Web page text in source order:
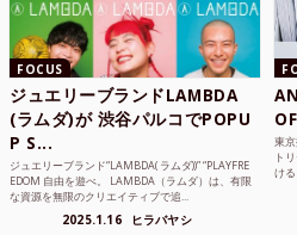
FOCUS
ジュエリーブランドLAMBDA
(ラムダ)が 渋谷パルコでPOPU
P S...
ジュエリーブランド“LAMBDA( ラムダ))” “PLAYFRE
EDOM 自由を遊べ。 LAMBDA（ラムダ）は、有限
な資源を無限のクリエイティブで追...
2025.1.16 ヒラバヤシ
東
ト
け